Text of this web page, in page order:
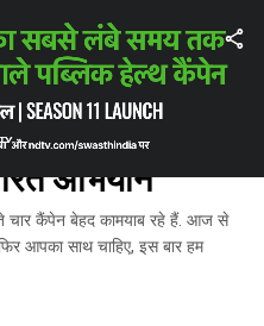
ने लॉन्‍च किया NDTV डेटॉल बनेगा स्वच्छ
किया NDTV
अभियान
चार कैंपेन बेहद कामयाब रहे हैं. आज से
आपका साथ चाहिए, इस बार हम